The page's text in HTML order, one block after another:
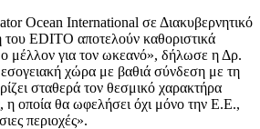
Ocean International σε Διακυβερνητικό
EDITO αποτελούν καθοριστικά
μέλλον για τον ωκεανό», δήλωσε η Δρ.
χώρα με βαθιά σύνδεση με τη
σταθερά τον θεσμικό χαρακτήρα
η οποία θα ωφελήσει όχι μόνο την Ε.Ε.,
περιοχές».